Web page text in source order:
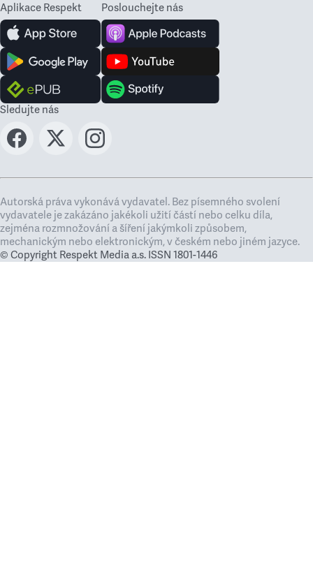
Aplikace Respekt Poslouchejte nás
Sledujte nás
Autorská práva vykonává vydavatel. Bez písemného svolení
vydavatele je zakázáno jakékoli užití částí nebo celku díla,
zejména rozmnožování a šíření jakýmkoli způsobem,
mechanickým nebo elektronickým, v českém nebo jiném jazyce.
© Copyright Respekt Media a.s. ISSN 1801-1446